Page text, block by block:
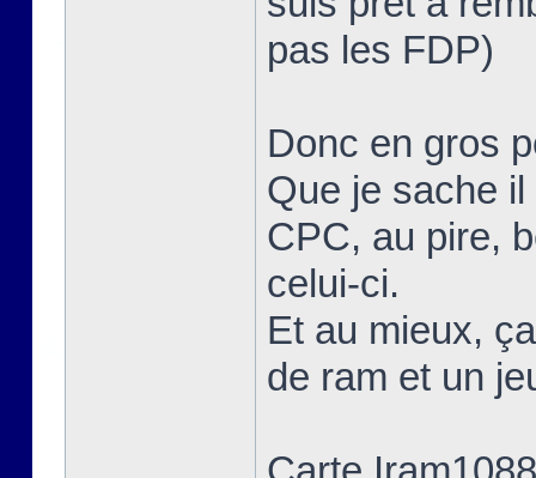
pas les FDP)
Donc en gros
Que je sache
CPC, au pire,
celui-ci.
Et au mieux,
de ram et un